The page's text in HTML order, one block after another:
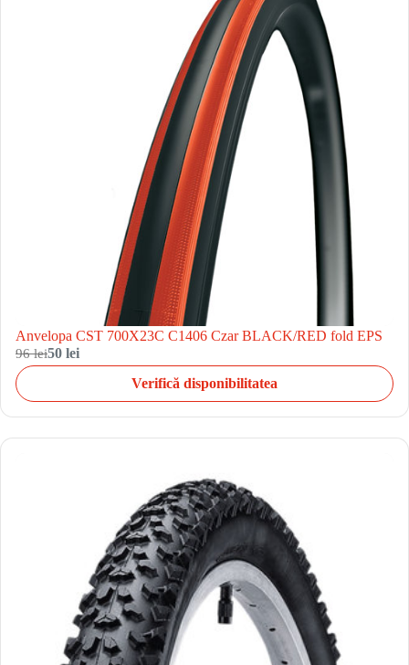
Anvelopa CST 700X23C C1406 Czar BLACK/RED fold EPS
96 lei50 lei
Verifică disponibilitatea